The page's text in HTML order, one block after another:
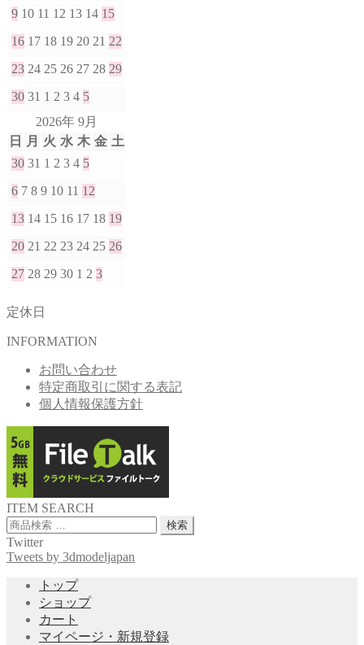
9 10 11 12 13 14 15
16 17 18 19 20 21 22
23 24 25 26 27 28 29
30 31 1 2 3 4 5
2026年 9月
日
月 火 水 木 金 土
30 31 1 2 3 4 5
6 7 8 9 10 11 12
13 14 15 16 17 18 19
20 21 22 23 24 25 26
27 28 29 30 1 2 3
定休日
INFORMATION
お問い合わせ
特定商取引に関する表記
個人情報保護方針
ITEM SEARCH
検
索
対
検索
Twitter
Tweets by 3dmodeljapan
トップ
ショップ
カート
マイページ・新規登録